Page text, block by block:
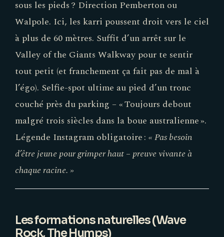
sous les pieds ? Direction Pemberton ou
Walpole. Ici, les karri poussent droit vers le ciel
à plus de 60 mètres. Suffit d’un arrêt sur le
Valley of the Giants Walkway pour te sentir
tout petit (et franchement ça fait pas de mal à
l’égo). Selfie-spot ultime au pied d’un tronc
couché près du parking – « Toujours debout
malgré trois siècles dans la boue australienne ».
Légende Instagram obligatoire : « Pas besoin
d’être jeune pour grimper haut – preuve vivante à
chaque racine. »
Les formations naturelles (Wave
Rock, The Humps)